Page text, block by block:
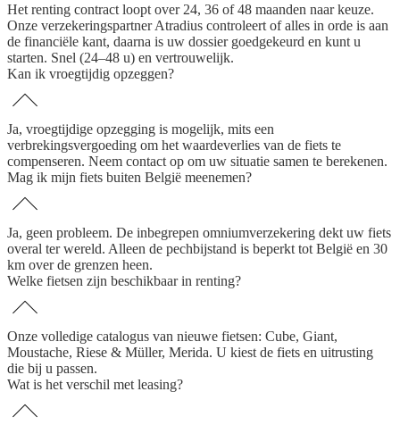
Het renting contract loopt over 24, 36 of 48 maanden naar keuze.
Onze verzekeringspartner Atradius controleert of alles in orde is aan
de financiële kant, daarna is uw dossier goedgekeurd en kunt u
starten. Snel (24–48 u) en vertrouwelijk.
Kan ik vroegtijdig opzeggen?
Ja, vroegtijdige opzegging is mogelijk, mits een
verbrekingsvergoeding om het waardeverlies van de fiets te
compenseren. Neem contact op om uw situatie samen te berekenen.
Mag ik mijn fiets buiten België meenemen?
Ja, geen probleem. De inbegrepen omniumverzekering dekt uw fiets
overal ter wereld. Alleen de pechbijstand is beperkt tot België en 30
km over de grenzen heen.
Welke fietsen zijn beschikbaar in renting?
Onze volledige catalogus van nieuwe fietsen: Cube, Giant,
Moustache, Riese & Müller, Merida. U kiest de fiets en uitrusting
die bij u passen.
Wat is het verschil met leasing?